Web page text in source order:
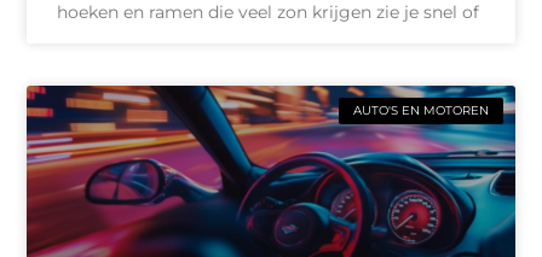
hoeken en ramen die veel zon krijgen zie je snel of
AUTO'S EN MOTOREN